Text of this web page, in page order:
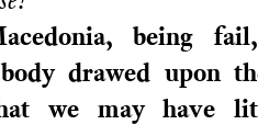
being
drawed upon
we may have